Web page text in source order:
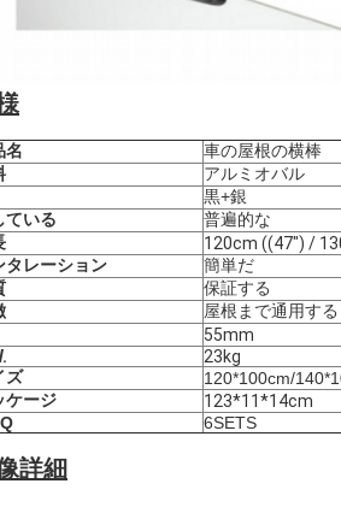
名
車の屋根の横棒
アルミオバル
黒+銀
ている
普遍的な
120cm ((47") /
タレーション
簡単だ
保証する
屋根まで通用す
55mm
23kg
ズ
120*100cm/
ケージ
123*11*14cm
6SETS
詳細